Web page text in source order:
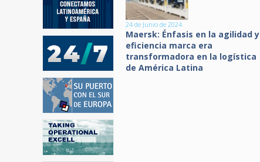
24 de Junio de 2024
Maersk: Énfasis en la agilidad y
eficiencia marca era
transformadora en la logística
de América Latina